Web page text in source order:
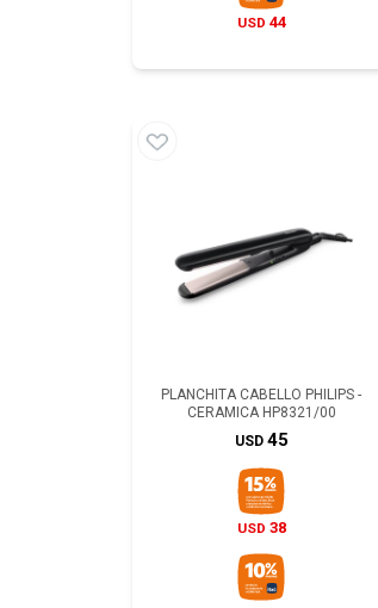
USD 44
PLANCHITA CABELLO PHILIPS -
CERAMICA HP8321/00
USD 45
USD 38